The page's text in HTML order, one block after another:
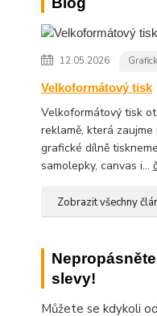
12.05.2026
Velkoformátový tisk
Velkoformátový tisk
reklamě, která
grafické dílně
samolepky, canvas i...
Zobrazit všechny
slevy!
Můžete se kdykoli